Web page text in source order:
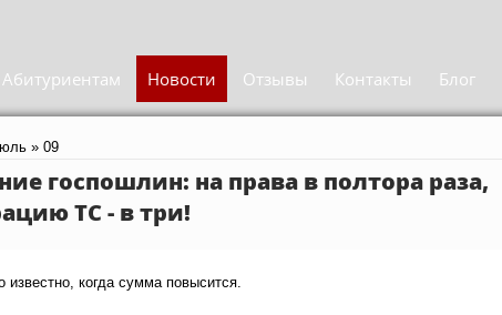
Абитуриентам Новости Отзывы Контакты Блог
» 09
госпошлин: на права в полтора раза,
ТС - в три!
известно, когда сумма повысится.